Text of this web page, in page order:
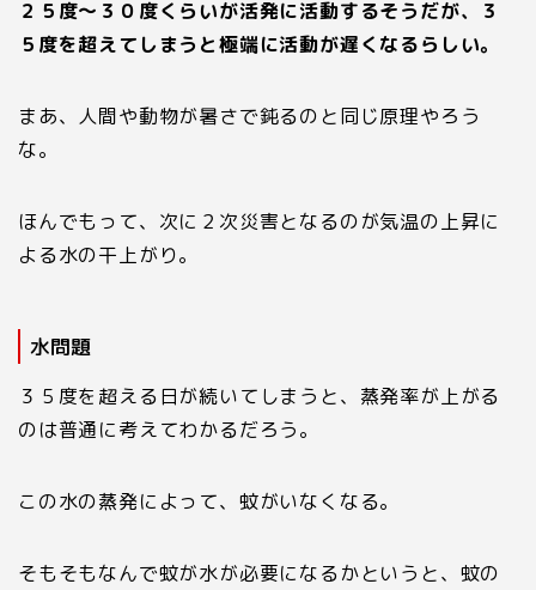
２５度〜３０度くらいが活発に活動するそうだが、３
５度を超えてしまうと極端に活動が遅くなるらしい。
まあ、人間や動物が暑さで鈍るのと同じ原理やろう
な。
ほんでもって、次に２次災害となるのが気温の上昇に
よる水の干上がり。
水問題
３５度を超える日が続いてしまうと、蒸発率が上がる
のは普通に考えてわかるだろう。
この水の蒸発によって、蚊がいなくなる。
そもそもなんで蚊が水が必要になるかというと、蚊の